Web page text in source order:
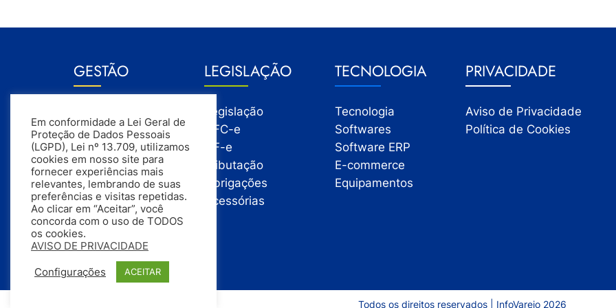
GESTÃO
Gestão Financeira
Gestão de Pessoas
Compras
Estoque
Vendas
LEGISLAÇÃO
Legislação
NFC-e
NF-e
Tributação
Obrigações
Acessórias
TECNOLOGIA
Tecnologia
Softwares
Software ERP
E-commerce
Equipamentos
PRIVACIDADE
Aviso de Privacidade
Política de Cookies
Todos os direitos reservados | InfoVarejo 2026
Em conformidade a Lei Geral de
Proteção de Dados Pessoais
(LGPD), Lei nº 13.709, utilizamos
cookies em nosso site para
fornecer experiências mais
relevantes, lembrando de suas
preferências e visitas repetidas.
Ao clicar em “Aceitar”, você
concorda com o uso de TODOS
os cookies.
AVISO DE PRIVACIDADE
Configurações ACEITAR